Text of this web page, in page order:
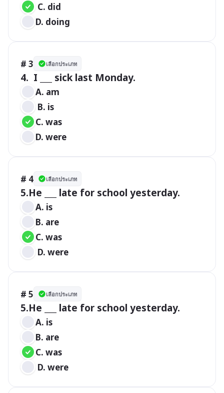
C. did
D. doing
# 3 เลือกประเภท
A. am
B. is
C. was
D. were
# 4 เลือกประเภท
A. is
B. are
C. was
D. were
# 5 เลือกประเภท
A. is
B. are
C. was
D. were